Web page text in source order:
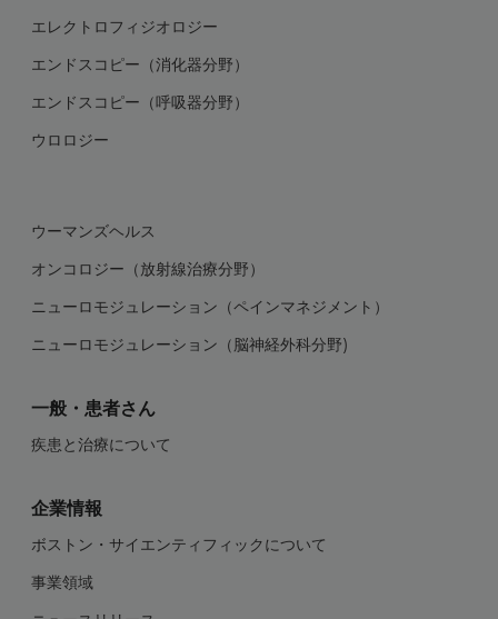
エレクトロフィジオロジー
エンドスコピー（消化器分野）
エンドスコピー（呼吸器分野）
ウロロジー
ウーマンズヘルス
オンコロジー（放射線治療分野）
ニューロモジュレーション（ペインマネジメント）
ニューロモジュレーション（脳神経外科分野)
一般・患者さん
疾患と治療について
企業情報
ボストン・サイエンティフィックについて
事業領域